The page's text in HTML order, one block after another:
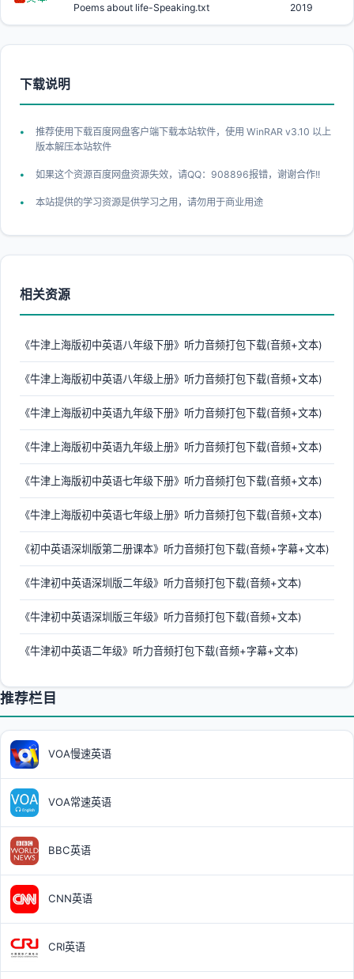
Poems about life-Speaking.txt
2019
下载说明
推荐使用下载百度网盘客户端下载本站软件，使用 WinRAR v3.10 以上
版本解压本站软件
如果这个资源百度网盘资源失效，请QQ：908896报错，谢谢合作!!
本站提供的学习资源是供学习之用，请勿用于商业用途
相关资源
《牛津上海版初中英语八年级下册》听力音频打包下载(音频+文本)
《牛津上海版初中英语八年级上册》听力音频打包下载(音频+文本)
《牛津上海版初中英语九年级下册》听力音频打包下载(音频+文本)
《牛津上海版初中英语九年级上册》听力音频打包下载(音频+文本)
《牛津上海版初中英语七年级下册》听力音频打包下载(音频+文本)
《牛津上海版初中英语七年级上册》听力音频打包下载(音频+文本)
《初中英语深圳版第二册课本》听力音频打包下载(音频+字幕+文本)
《牛津初中英语深圳版二年级》听力音频打包下载(音频+文本)
《牛津初中英语深圳版三年级》听力音频打包下载(音频+文本)
《牛津初中英语二年级》听力音频打包下载(音频+字幕+文本)
推荐栏目
VOA慢速英语
VOA常速英语
BBC英语
CNN英语
CRI英语